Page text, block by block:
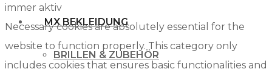
MX BEKLEIDUNG
BRILLEN & ZUBEHÖR
immer aktiv
Necessary cookies are absolutely essential for the
website to function properly. This category only
includes cookies that ensures basic functionalities and